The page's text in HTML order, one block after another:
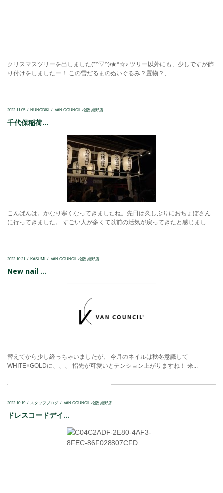
クリスマスツリーを出しました(*^▽^)/★*☆♪ ツリー以外にも、少しですが飾
り付けをしましたー！ この雪だるまのぬいぐるみ？置物？、...
2022.11.05 NUNOBIKI VAN COUNCIL 松阪 嬉野店
千代保稲荷...
こんばんは。かなり寒くなってきましたね。先日は久しぶりにおちょぼさん
に行ってきました。 すごい人が多くて以前の活気が戻ってきたと感じまし...
2022.10.21 KASUMI VAN COUNCIL 松阪 嬉野店
New nail ...
替えてから少し経っちゃいましたが、 今月のネイルは秋冬意識して
WHITE×GOLDに、、、 指先が可愛いとテンション上がりますね！ 来...
2022.10.19 スタッフブログ VAN COUNCIL 松阪 嬉野店
ドレスコードデイ...